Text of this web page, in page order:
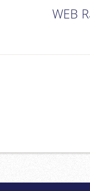
WEB